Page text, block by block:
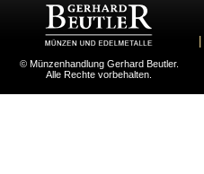
© Münzenhandlung Gerhard Beutler.
Alle Rechte vorbehalten.